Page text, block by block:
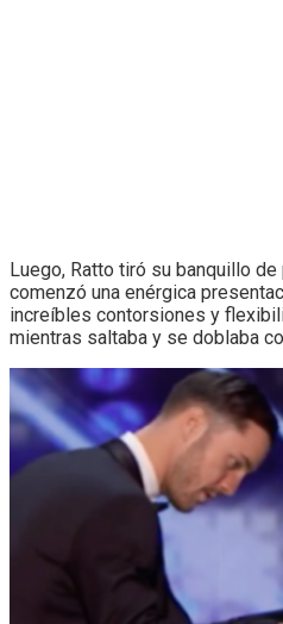
Luego, Ratto tiró su banquillo
comenzó una enérgica
increíbles contorsiones y
mientras saltaba y se doblaba